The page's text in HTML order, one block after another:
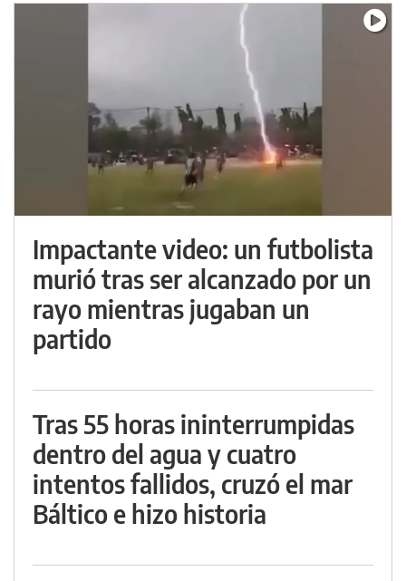
Impactante video: un futbolista
murió tras ser alcanzado por un
rayo mientras jugaban un
partido
Tras 55 horas ininterrumpidas
dentro del agua y cuatro
intentos fallidos, cruzó el mar
Báltico e hizo historia